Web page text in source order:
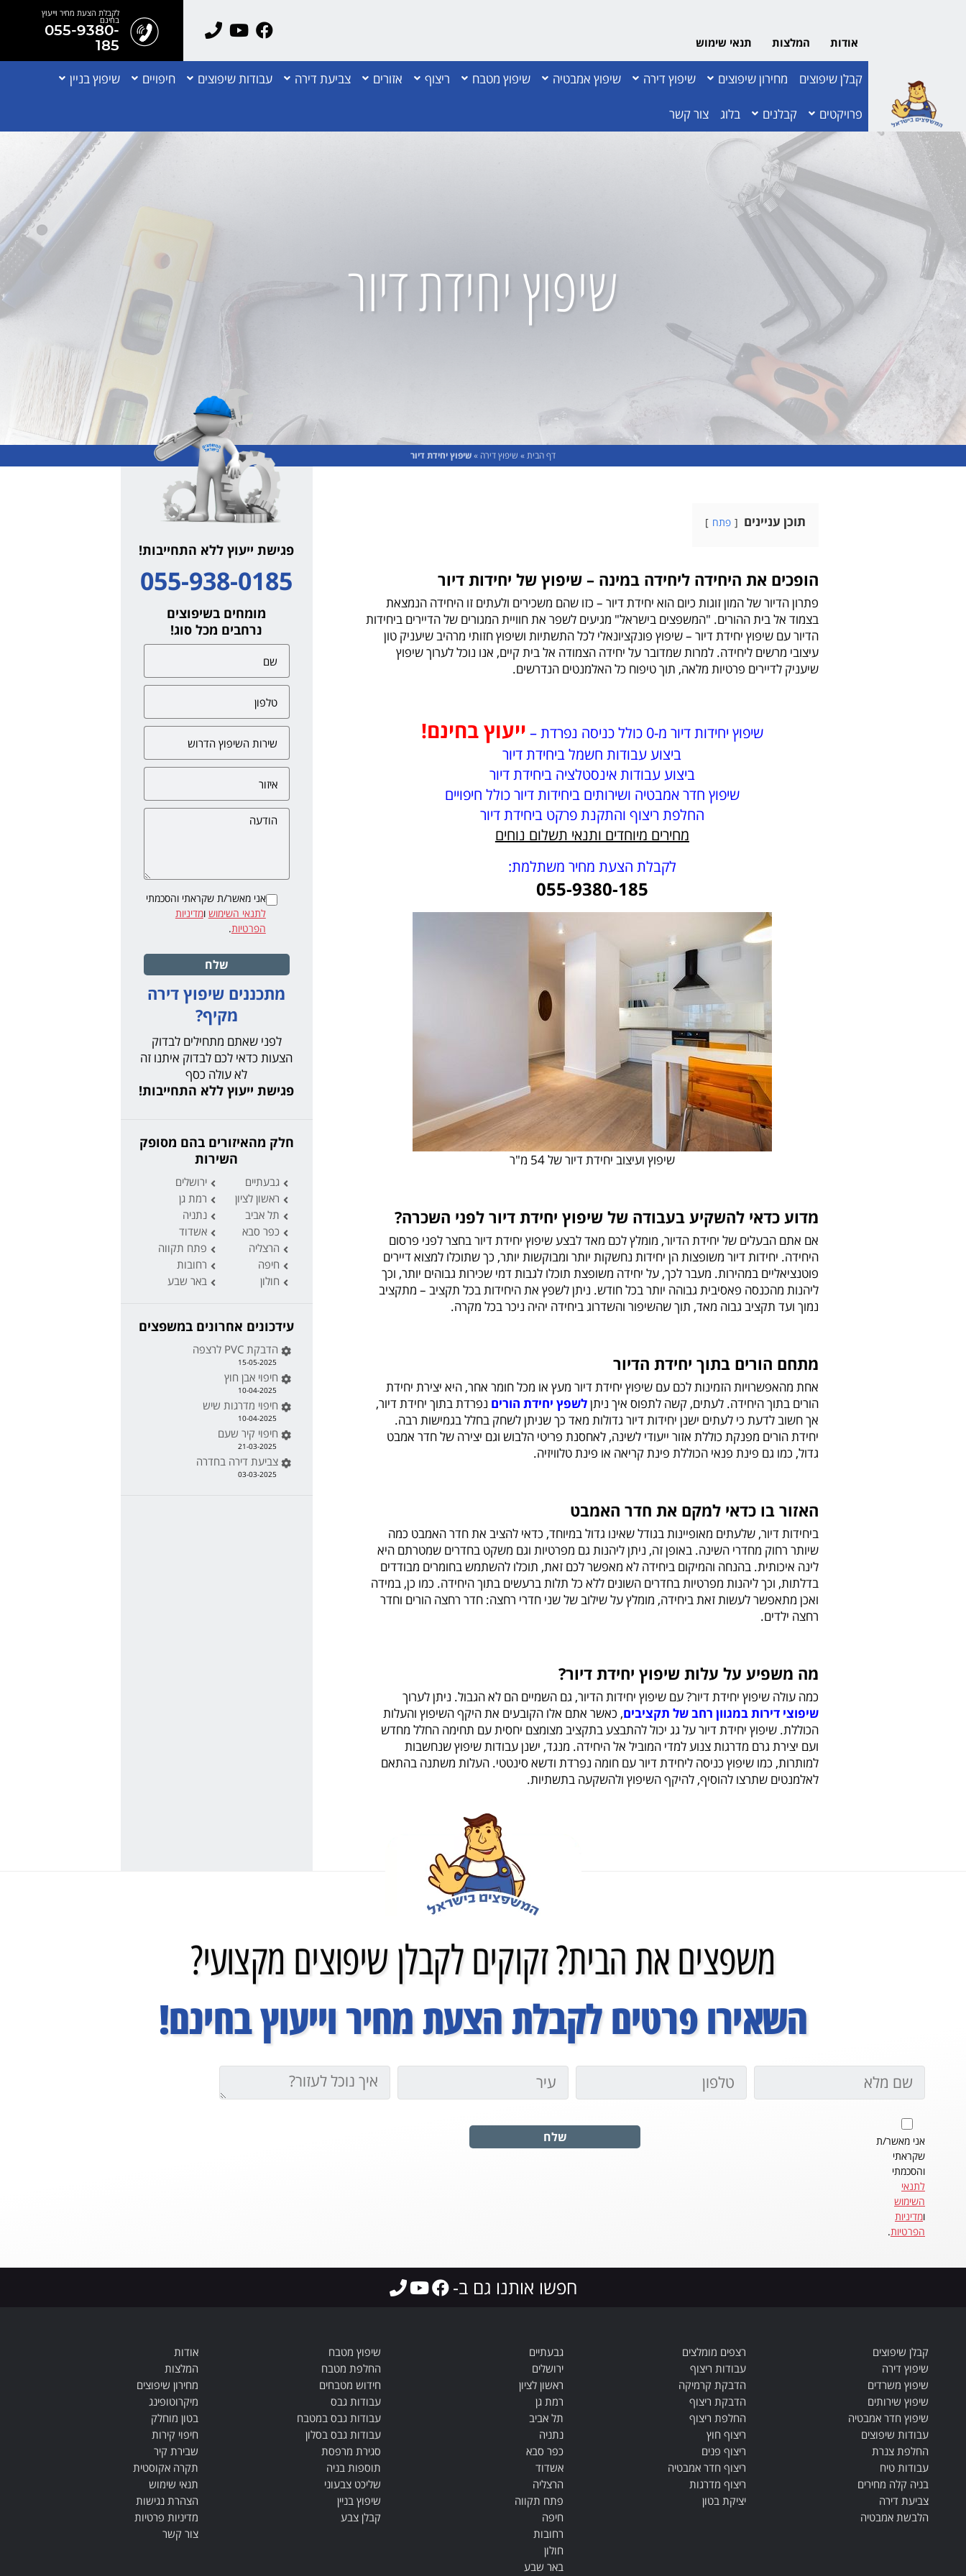
אודות המלצות תנאי שימוש
לקבלת הצעת מחיר וייעוץ
בחינם
055-9380-
185
קבלן שיפוצים מחירון שיפוצים שיפוץ דירה שיפוץ אמבטיה שיפוץ מטבח ריצוף אזורים צביעת דירה עבודות שיפוצים חיפויים שיפוץ בניין
פרויקטים קבלנים בלוג צור קשר
שיפוץ יחידת דיור
דף הבית» שיפוץ דירה »שיפוץ יחידת דיור
תוכן עניינים פתח
הופכים את היחידה ליחידה במינה – שיפוץ של יחידות דיור
פתרון הדיור של המון זוגות כיום הוא יחידת דיור – כזו שהם משכירים ולעתים זו היחידה הנמצאת
בצמוד אל בית ההורים. "המשפצים בישראל" מגיעים לשפר את חוויית המגורים של הדיירים ביחידות
הדיור עם שיפוץ יחידת דיור – שיפוץ פונקציונאלי לכל התשתיות ושיפוץ חזותי מרהיב שיעניק טון
עיצובי מרשים ליחידה. למרות שמדובר על יחידה הצמודה אל בית קיים, אנו נוכל לערוך שיפוץ
שיעניק לדיירים פרטיות מלאה, תוך טיפוח כל האלמנטים הנדרשים.
שיפוץ יחידות דיור מ-0 כולל כניסה נפרדת – ייעוץ בחינם!
ביצוע עבודות חשמל ביחידת דיור
ביצוע עבודות אינסטלציה ביחידת דיור
שיפוץ חדר אמבטיה ושירותים ביחידות דיור כולל חיפויים
החלפת ריצוף והתקנת פרקט ביחידת דיור
מחירים מיוחדים ותנאי תשלום נוחים
לקבלת הצעת מחיר משתלמת:
055-9380-185
שיפוץ ועיצוב יחידת דיור של 54 מ"ר
מדוע כדאי להשקיע בעבודה של שיפוץ יחידת דיור לפני השכרה?
אם אתם הבעלים של יחידת הדיור, מומלץ לכם מאד לבצע שיפוץ יחידת דיור בחצר לפני פרסום
היחידה. יחידות דיור משופצות הן יחידות נחשקות יותר ומבוקשות יותר, כך שתוכלו למצוא דיירים
פוטנציאליים במהירות. מעבר לכך, על יחידה משופצת תוכלו לגבות דמי שכירות גבוהים יותר, וכך
ליהנות מהכנסה פאסיבית גבוהה יותר בכל חודש. ניתן לשפץ את היחידות בכל תקציב – מתקציב
נמוך ועד תקציב גבוה מאד, תוך שהשיפור והשדרוג ביחידה יהיה ניכר בכל מקרה.
מתחם הורים בתוך יחידת הדיור
אחת מהאפשרויות הזמינות לכם עם שיפוץ יחידת דיור מעץ או מכל חומר אחר, היא יצירת יחידת
הורים בתוך היחידה. לעתים, קשה לתפוס איך ניתןלשפץ יחידת הורים נפרדת בתוך יחידת דיור,
אך חשוב לדעת כי לעתים ישנן יחידות דיור גדולות מאד כך שניתן לשחק בחלל בגמישות רבה.
יחידת הורים מפנקת כוללת אזור ייעודי לשינה, לאחסנת פריטי הלבוש וגם יצירה של חדר אמבט
גדול, כמו גם פינת פנאי הכוללת פינת קריאה או פינת טלוויזיה.
האזור בו כדאי למקם את חדר האמבט
ביחידות דיור, שלעתים מאופיינות בגודל שאינו גדול במיוחד, כדאי להציב את חדר האמבט כמה
שיותר רחוק מחדרי השינה. באופן זה, ניתן ליהנות גם מפרטיות וגם משקט בחדרים שמטרתם היא
לינה איכותית. בהנחה והמיקום ביחידה לא מאפשר לכם זאת, תוכלו להשתמש בחומרים מבודדים
בדלתות, וכך ליהנות מפרטיות בחדרים השונים ללא כל תלות ברעשים בתוך היחידה. כמו כן, במידה
ואכן מתאפשר לעשות זאת ביחידה, מומלץ על שילוב של שני חדרי רחצה: חדר רחצה הורים וחדר
רחצה ילדים.
מה משפיע על עלות שיפוץ יחידת דיור?
כמה עולה שיפוץ יחידת דיור? עם שיפוץ יחידות הדיור, גם השמיים הם לא הגבול. ניתן לערוך
שיפוצי דירות במגוון רחב של תקציבים, כאשר אתם אלו הקובעים את היקף השיפוץ והעלות
הכוללת. שיפוץ יחידת דיור על גג יכול להתבצע בתקציב מצומצם יחסית עם תחימה החלל מחדש
ועם יצירת גרם מדרגות צנוע למדי המוביל אל היחידה. מנגד, ישנן עבודות שיפוץ שנחשבות
למותרות, כמו שיפוץ כניסה ליחידת דיור עם חומה נפרדת ודשא סינטטי. העלות משתנה בהתאם
לאלמנטים שתרצו להוסיף, להיקף השיפוץ ולהשקעה בתשתיות.
פגישת ייעוץ ללא התחייבות!
055-938-0185
מומחים בשיפוצים
נרחבים מכל סוג!
אני מאשר/ת שקראתי והסכמתי
לתנאי השימוש ומדיניות
הפרטיות.
שלח
מתכננים שיפוץ דירה
מקיף?
לפני שאתם מתחילים לבדוק
הצעות כדאי לכם לבדוק איתנו זה
לא עולה כסף
פגישת ייעוץ ללא התחייבות!
חלק מהאיזורים בהם מסופק
השירות
גבעתיים
ירושלים
ראשון לציון
רמת גן
תל אביב
נתניה
כפר סבא
אשדוד
הרצליה
פתח תקווה
חיפה
רחובות
חולון
באר שבע
עידכונים אחרונים במשפצים
הדבקת PVC לרצפה
15-05-2025
חיפוי אבן חוץ
10-04-2025
חיפוי מדרגות שיש
10-04-2025
חיפוי קיר שעם
21-03-2025
צביעת דירה בחדרה
03-03-2025
משפצים את הבית? זקוקים לקבלן שיפוצים מקצועי?
השאירו פרטים לקבלת הצעת מחיר וייעוץ בחינם!
אני מאשר/ת
שקראתי
והסכמתי
לתנאי
השימוש
ומדיניות
הפרטיות.
שלח
חפשו אותנו גם ב-
קבלן שיפוצים
שיפוץ דירה
שיפוץ משרדים
שיפוץ שירותים
שיפוץ חדר אמבטיה
עבודות שיפוצים
החלפת צנרת
עבודות טיח
בניה קלה מחירים
צביעת דירה
הלבשת אמבטיה
רצפים מומלצים
עבודות ריצוף
הדבקת קרמיקה
הדבקת ריצוף
החלפת ריצוף
ריצוף חוץ
ריצוף פנים
ריצוף חדר אמבטיה
ריצוף מדרגות
יציקת בטון
גבעתיים
ירושלים
ראשון לציון
רמת גן
תל אביב
נתניה
כפר סבא
אשדוד
הרצליה
פתח תקווה
חיפה
רחובות
חולון
באר שבע
שיפוץ מטבח
החלפת מטבח
חידוש מטבחים
עבודות גבס
עבודות גבס במטבח
עבודות גבס בסלון
סגירת מרפסת
תוספות בניה
שליכט צבעוני
שיפוץ בניין
קבלן צבע
אודות
המלצות
מחירון שיפוצים
מיקרוטופינג
בטון מוחלק
חיפוי קירות
שבירת קיר
תקרה אקוסטית
תנאי שימוש
הצהרת נגישות
מדיניות פרטיות
צור קשר